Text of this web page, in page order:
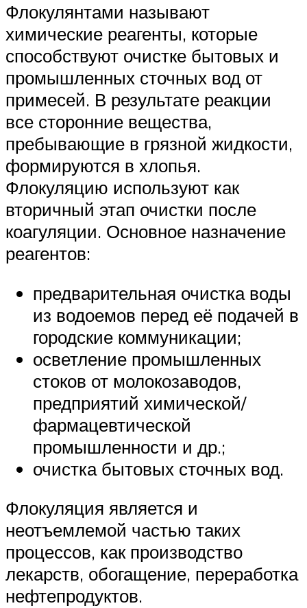
Флокулянтами называют
химические реагенты, которые
способствуют очистке бытовых и
промышленных сточных вод от
примесей. В результате реакции
все сторонние вещества,
пребывающие в грязной жидкости,
формируются в хлопья.
Флокуляцию используют как
вторичный этап очистки после
коагуляции. Основное назначение
реагентов:
предварительная очистка воды
из водоемов перед её подачей в
городские коммуникации;
осветление промышленных
стоков от молокозаводов,
предприятий химической/
фармацевтической
промышленности и др.;
очистка бытовых сточных вод.
Флокуляция является и
неотъемлемой частью таких
процессов, как производство
лекарств, обогащение, переработка
нефтепродуктов.